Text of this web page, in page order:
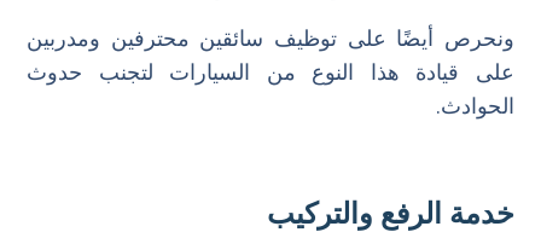
ونحرص أيضًا على توظيف سائقين محترفين ومدربين
على قيادة هذا النوع من السيارات لتجنب حدوث
الحوادث.
خدمة الرفع والتركيب